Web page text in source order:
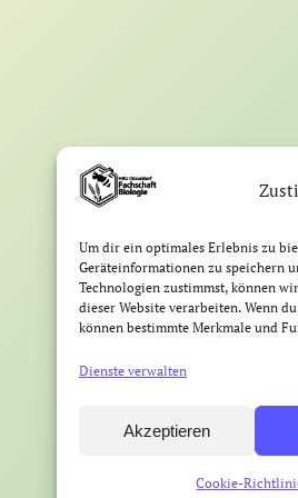
Um dir ein optimales Erlebnis zu
Geräteinformationen zu speichern
Technologien zustimmst, können
dieser Website verarbeiten. Wenn
können bestimmte Merkmale und
Dienste verwalten
Akzeptieren
Cookie-